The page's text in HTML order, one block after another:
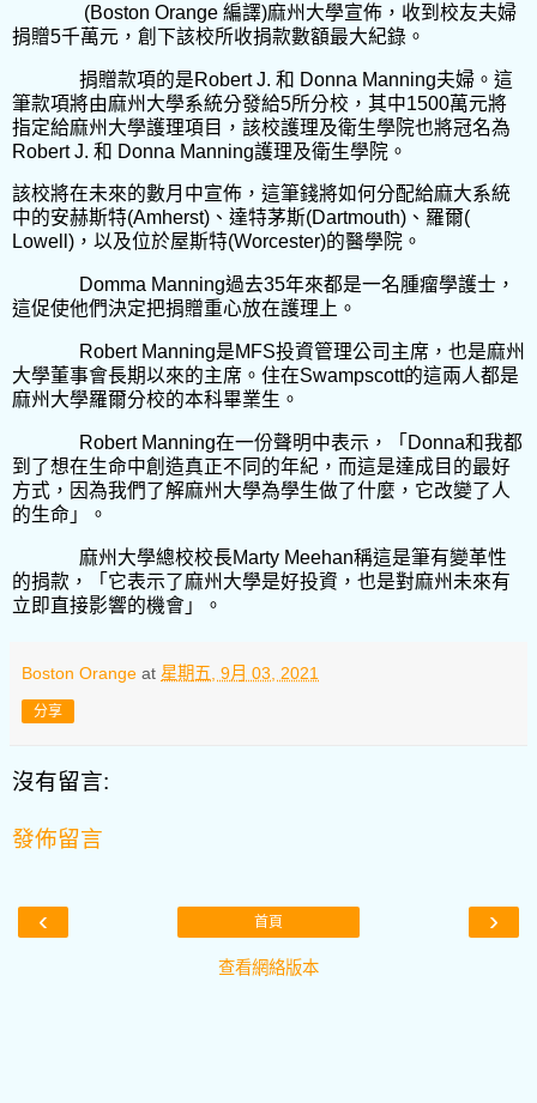
(Boston Orange 編譯)麻州大學宣佈，收到校友夫婦
捐贈5千萬元，創下該校所收捐款數額最大紀錄。
捐贈款項的是Robert J. 和 Donna Manning夫婦。這
筆款項將由麻州大學系統分發給5所分校，其中1500萬元將
指定給麻州大學護理項目，該校護理及衛生學院也將冠名為
Robert J. 和 Donna Manning護理及衛生學院。
該校將在未來的數月中宣佈，這筆錢將如何分配給麻大系統
中的安赫斯特(Amherst) 、達特茅斯(Dartmouth) 、羅爾(
Lowell) ，以及位於屋斯特(Worcester)的醫學院。
Domma Manning過去35年來都是一名腫瘤學護士，
這促使他們決定把捐贈重心放在護理上。
Robert Manning是MFS投資管理公司主席，也是麻州
大學董事會長期以來的主席。住在Swampscott的這兩人都是
麻州大學羅爾分校的本科畢業生。
Robert Manning在一份聲明中表示，「 Donna和我都
到了想在生命中創造真正不同的年紀，而這是達成目的最好
方式，因為我們了解麻州大學為學生做了什麼，它改變了人
的生命」。
麻州大學總校校長Marty Meehan稱這是筆有變革性
的捐款，「它表示了麻州大學是好投資，也是對麻州未來有
立即直接影響的機會」。
Boston Orange at 星期五, 9月 03, 2021
分享
沒有留言:
發佈留言
‹ ›
首頁
查看網絡版本